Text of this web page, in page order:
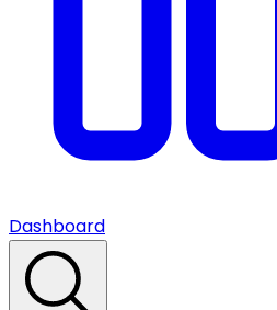
Dashboard